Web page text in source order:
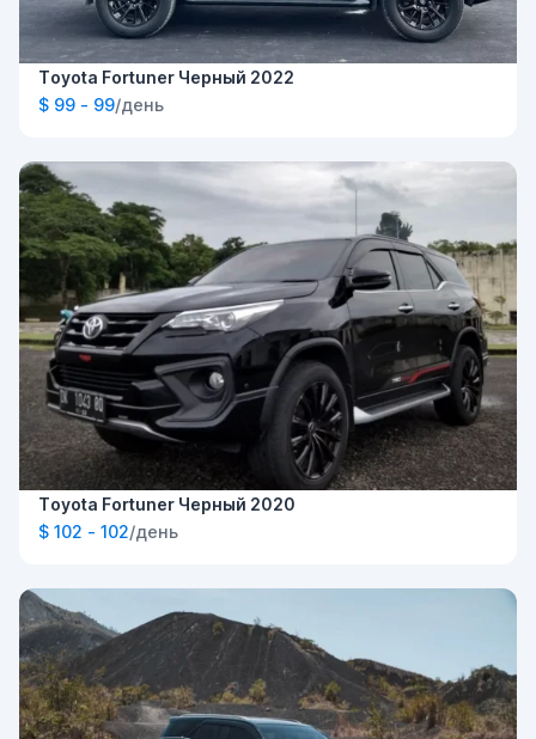
Toyota Fortuner Черный 2022
$ 99 - 99/день
Toyota Fortuner Черный 2020
$ 102 - 102/день